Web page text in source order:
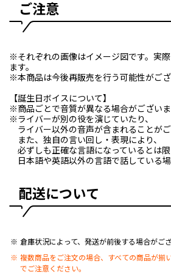
ご注意
※それぞれの画像はイメージ図です。実
ます。
※本商品は今後再販売を行う可能性がござ
【誕生日ボイスについて】
※商品ごとで音質が異なる場合がございま
※ライバーが別の役を演じていたり、
ライバー以外の音声が含まれることがご
また、独自の言い回し・表現により、
必ずしも正確な言語になっているとは限
日本語や英語以外の言語で話している場
配送について
倉庫状況によって、発送が前後する場合がござ
複数商品をご注文の場合、すべての商品が揃
でご注意ください。